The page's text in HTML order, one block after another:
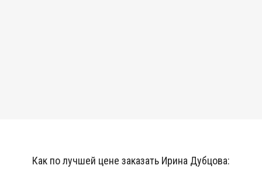
Как по лучшей цене заказать Ирина Дубцова: